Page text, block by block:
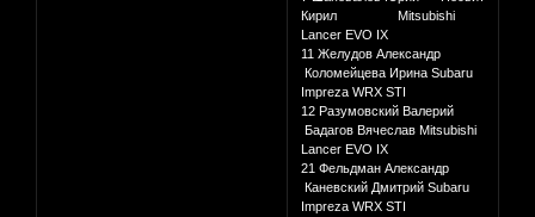
Кирил Mitsubishi
Lancer EVO IX
11 Желудов Александр
Коломейцева Ирина Subaru
Impreza WRX STI
12 Разумовский Валерий
Бадагов Вячеслав Mitsubishi
Lancer EVO IX
21 Фельдман Александр
Каневский Дмитрий Subaru
Impreza WRX STI